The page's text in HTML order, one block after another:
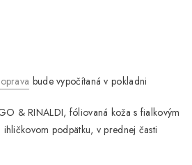
bude vypočítaná v pokladni
& RINALDI, fóliovaná koža s fialkovým
podpätku, v prednej časti